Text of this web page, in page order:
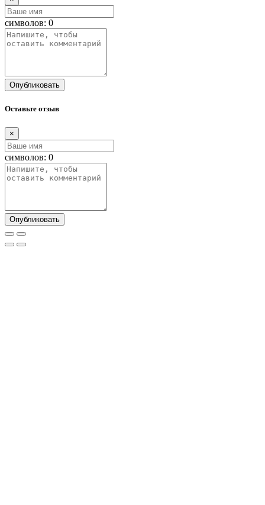
символов: 0
Опубликовать
Оставьте отзыв
×
символов: 0
Опубликовать